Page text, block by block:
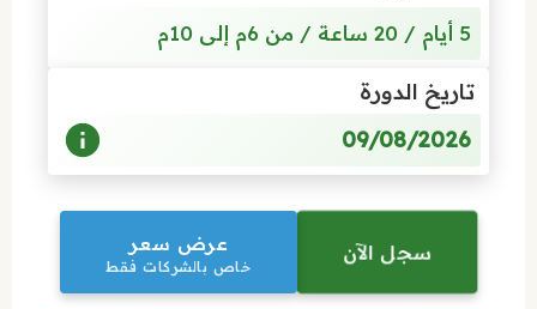
5 أيام / 20 ساعة / من 6م إلى 10م
تاريخ الدورة
09/08/2026
سجل الآن عرض سعر
خاص بالشركات فقط